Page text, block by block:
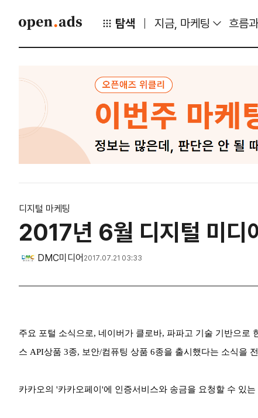
탐색 지금, 마케팅 흐름
디지털 마케팅
2017년 6월 디지털 미디
DMC미디어 2017.07.21 03:33
주요 포털 소식으로, 네이버가 클로바, 파파고 기술 기반으로
스 API상품 3종, 보안/컴퓨팅 상품 6종을 출시했다는 소식을
카카오의 '카카오페이'에 인증서비스와 송금을 요청할 수 있